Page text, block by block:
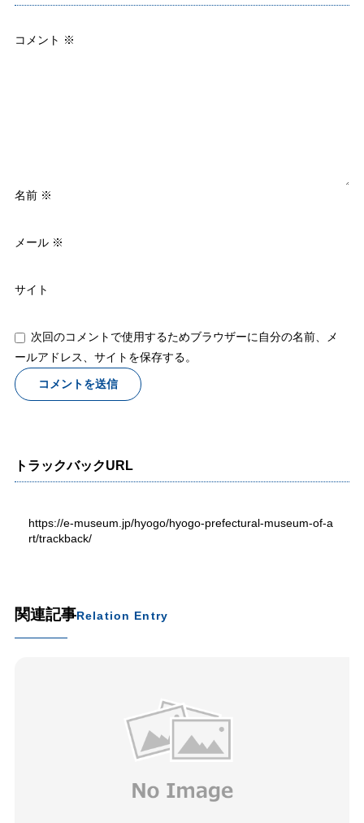
コメント ※
名前 ※
メール ※
サイト
次回のコメントで使用するためブラウザーに自分の名前、メ
ールアドレス、サイトを保存する。
トラックバックURL
https://e-museum.jp/hyogo/hyogo-prefectural-museum-of-a
rt/trackback/
関連記事Relation Entry